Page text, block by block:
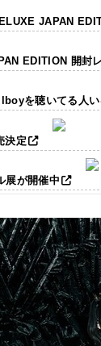
JAPAN
EDITION 開封
を聴いてる人
決定
展が開催中